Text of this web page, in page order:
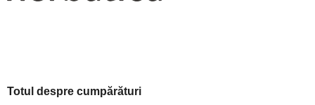
Totul despre cumpărături